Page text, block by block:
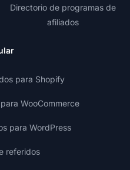
Directorio de programas de
afiliados
para Shopify
WooCommerce
para WordPress
referidos